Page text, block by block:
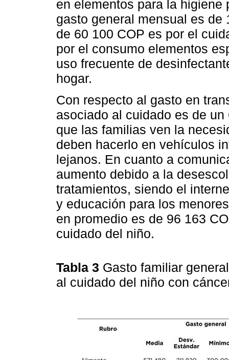
en elementos para la higiene
gasto general mensual es de
de 60 100 COP es por el
por el consumo elementos
uso frecuente de
hogar.
Con respecto al gasto en
asociado al cuidado es de
que las familias ven la
deben hacerlo en vehículos
lejanos. En cuanto a
aumento debido a la
tratamientos, siendo el
y educación para los
en promedio es de 96 163
cuidado del niño.
Tabla 3 Gasto familiar
al cuidado del niño con